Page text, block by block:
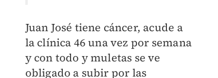
Juan José tiene cáncer, acude a
la clínica 46 una vez por semana
y con todo y muletas se ve
obligado a subir por las